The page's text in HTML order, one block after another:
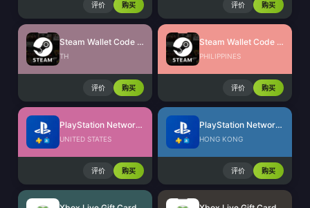
评价 购买 评价 购买
Steam Wallet Code (THB)
TH
评价 购买
Steam Wallet Code (PHP)
PHILIPPINES
评价 购买
PlayStation Network Card (US)
UNITED STATES
评价 购买
PlayStation Network Card (HK)
HONG KONG
评价 购买